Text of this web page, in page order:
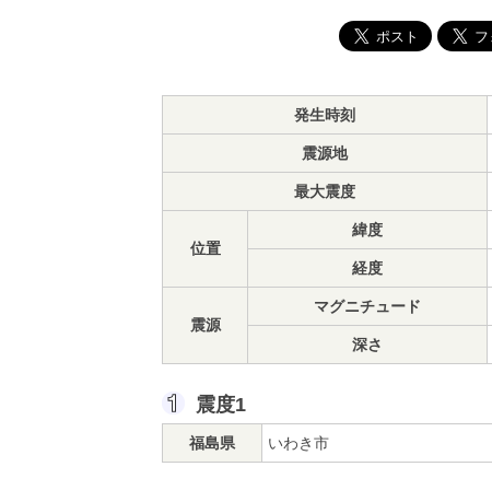
発生時刻
震源地
最大震度
位置
緯度
経度
震源
マグニチュード
深さ
震度1
福島県 いわき市